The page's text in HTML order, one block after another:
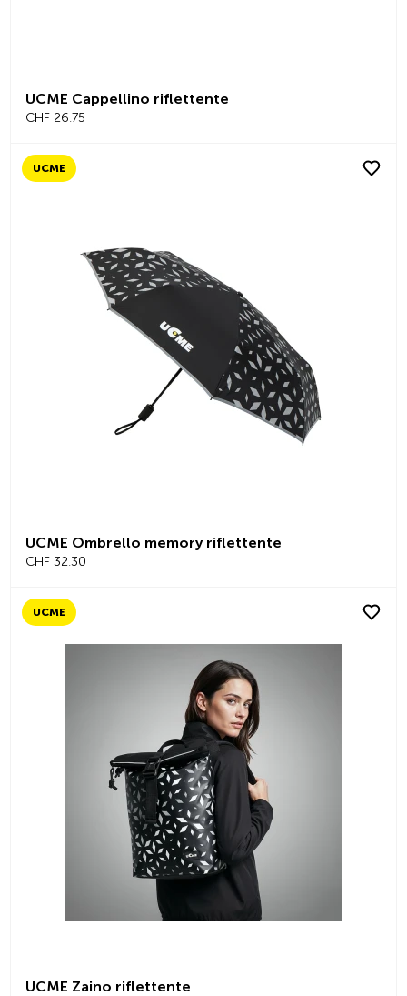
UCME Cappellino riflettente
CHF 26.75
UCME
UCME Ombrello memory riflettente
CHF 32.30
UCME
UCME Zaino riflettente